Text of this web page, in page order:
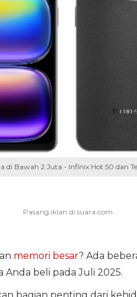
di Bawah 2 Juta - Infinix Hot 50 dan
memori besar? Ada
Anda beli pada Juli 2025.
bagian penting dari